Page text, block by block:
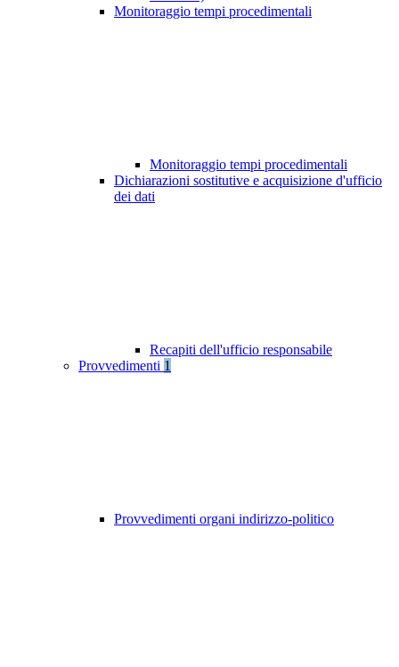
Monitoraggio tempi procedimentali
Monitoraggio tempi procedimentali
Dichiarazioni sostitutive e acquisizione d'ufficio
dei dati
Recapiti dell'ufficio responsabile
Provvedimenti 1
Provvedimenti organi indirizzo-politico